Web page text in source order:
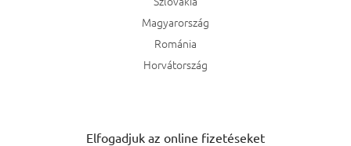
Magyarország
Románia
Horvátország
Elfogadjuk az online fizetéseket